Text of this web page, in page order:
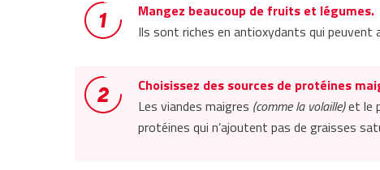
Mangez beaucoup de fruits et légumes.
Ils sont riches en antioxydants qui peuvent
Choisissez des sources de protéines
Les viandes maigres (comme la volaille)et le
protéines qui n’ajoutent pas de graisses